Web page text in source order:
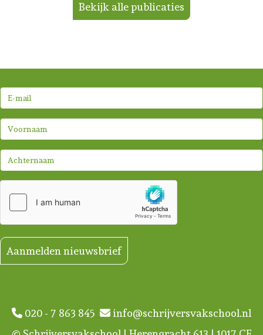
Bekijk alle publicaties
Aanmelden nieuwsbrief
020 - 7 863 845
info@schrijversvakschool.nl